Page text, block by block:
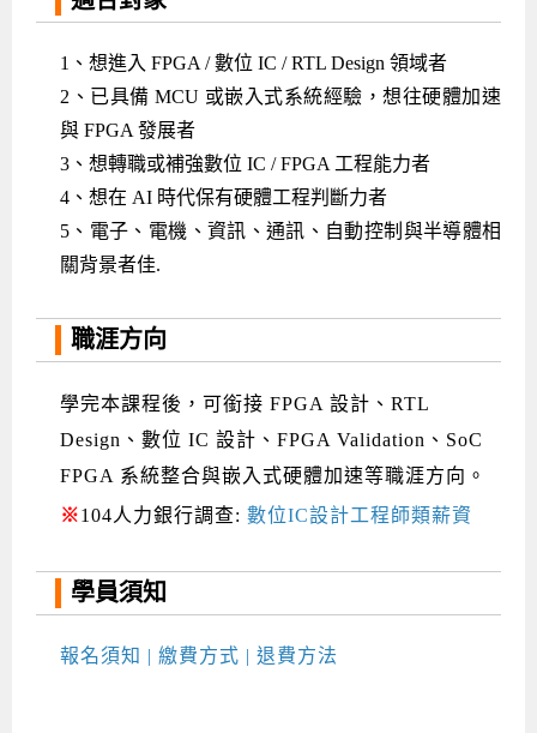
1、 想進入 FPGA / 數位 IC / RTL Design 領域者
2、已具備 MCU 或嵌入式系統經驗，想往硬體加速
與 FPGA 發展者
3、想轉職或補強數位 IC / FPGA 工程能力者
4、想在 AI 時代保有硬體工程判斷力者
5、電子、電機、資訊、通訊、自動控制與半導體相
關背景者佳.
職涯方向
學完本課程後，可銜接 FPGA 設計、RTL
Design、數位 IC 設計、FPGA Validation、SoC
FPGA 系統整合與嵌入式硬體加速等職涯方向。
※104人力銀行調查: 數位IC設計工程師類薪資
學員須知
報名須知 | 繳費方式 | 退費方法